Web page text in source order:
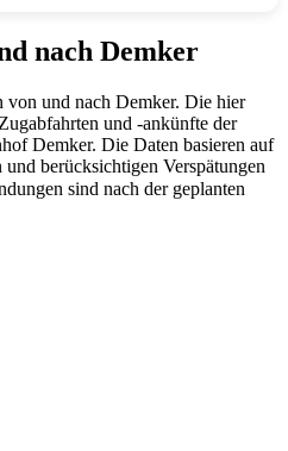
nach Demker
von und nach Demker. Die hier
und -ankünfte der
Demker. Die Daten basieren auf
berücksichtigen Verspätungen
sind nach der geplanten